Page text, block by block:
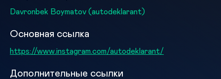
Davronbek Boymatov (autodeklarant)
Основная ссылка
https://www.instagram.com/autodeklarant/
Дополнительные ссылки